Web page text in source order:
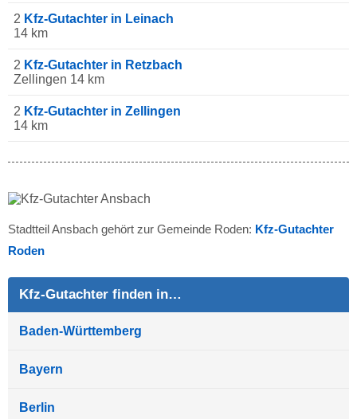
2 Kfz-Gutachter in Leinach
14 km
2 Kfz-Gutachter in Retzbach
Zellingen 14 km
2 Kfz-Gutachter in Zellingen
14 km
Stadtteil Ansbach gehört zur Gemeinde Roden: Kfz-Gutachter
Roden
Kfz-Gutachter finden in…
Baden-Württemberg
Bayern
Berlin